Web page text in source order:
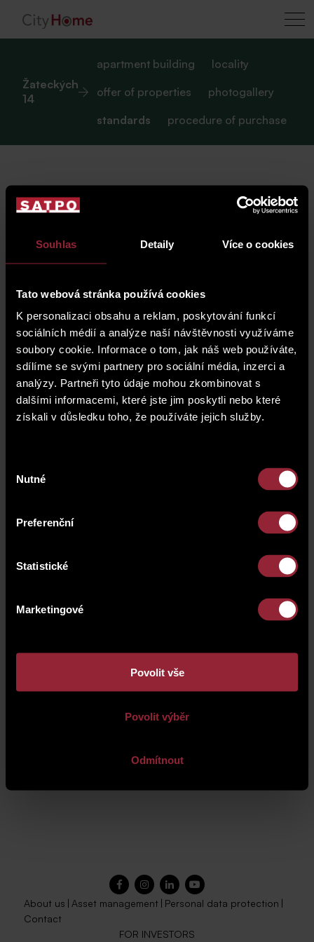
Souhlas Detaily Více o cookies
Tato webová stránka používá cookies
K personalizaci obsahu a reklam, poskytování funkcí
sociálních médií a analýze naší návštěvnosti využíváme
soubory cookie. Informace o tom, jak náš web používáte,
sdílíme se svými partnery pro sociální média, inzerci a
analýzy. Partneři tyto údaje mohou zkombinovat s
dalšími informacemi, které jste jim poskytli nebo které
získali v důsledku toho, že používáte jejich služby.
souhlasu
Nutné
Preferenční
Statistické
Marketingové
Povolit vše
Povolit výběr
Odmítnout
Žateckých
14
apartment building
locality
offer of properties
photogallery
standards
procedure of purchase
standards
maintained condition, cleared and freshly painted,
Contact us
Do you need more information about the property or
would you like to arrange a viewing? Fill out the form
Your personal information will be processed according
About us | Asset management | Personal data protection |
Contact
FOR INVESTORS